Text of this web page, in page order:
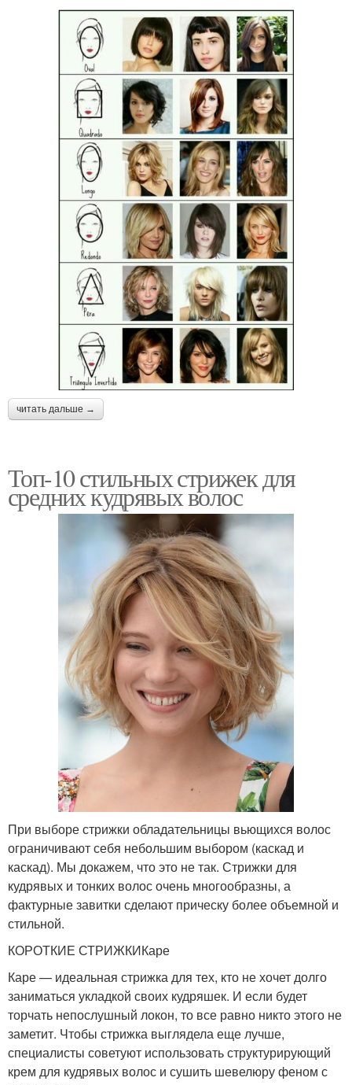
читать дальше →
Топ-10 стильных стрижек для
средних кудрявых волос
При выборе стрижки обладательницы вьющихся волос
ограничивают себя небольшим выбором (каскад и
каскад). Мы докажем, что это не так. Стрижки для
кудрявых и тонких волос очень многообразны, а
фактурные завитки сделают прическу более объемной и
стильной.
КОРОТКИЕ СТРИЖКИКаре
Каре — идеальная стрижка для тех, кто не хочет долго
заниматься укладкой своих кудряшек. И если будет
торчать непослушный локон, то все равно никто этого не
заметит. Чтобы стрижка выглядела еще лучше,
специалисты советуют использовать структурирующий
крем для кудрявых волос и сушить шевелюру феном с